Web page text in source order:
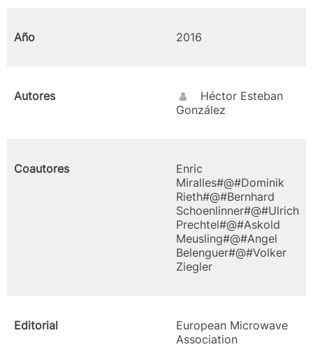
Año 2016
Autores
Héctor Esteban
González
Coautores
Enric
Miralles#@#Dominik
Rieth#@#Bernhard
Schoenlinner#@#Ulrich
Prechtel#@#Askold
Meusling#@#Angel
Belenguer#@#Volker
Ziegler
Editorial
European Microwave
Association